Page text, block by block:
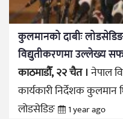
कुलमानको दाबीः
विद्युतीकरणमा उल्लेख्य
काठमाडौँ, २२ चैत ।नेपाल
कार्यकारी निर्देशक
लोडसेडिङ
1 year ago